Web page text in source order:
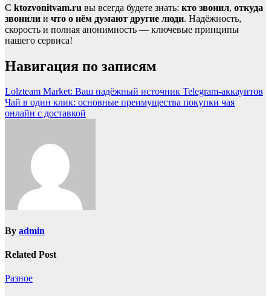
С ktozvonitvam.ru вы всегда будете знать: кто звонил, откуда
звонили и что о нём думают другие люди. Надёжность,
скорость и полная анонимность — ключевые принципы
нашего сервиса!
Навигация по записям
Lolzteam Market: Ваш надёжный источник Telegram-аккаунтов
Чай в один клик: основные преимущества покупки чая
онлайн с доставкой
By admin
Related Post
Разное